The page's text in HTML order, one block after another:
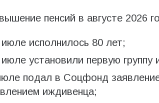
пенсий в августе 2026
исполнилось 80 лет;
установили первую группу
подал в Соцфонд
иждивенца;